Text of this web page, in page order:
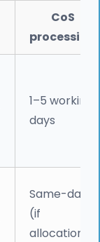
CoS
processing
1–5 working
days
Same-day
(if
allocation